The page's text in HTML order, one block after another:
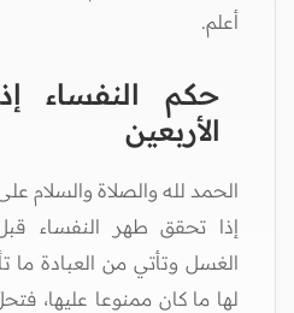
أعلم.
حكم النفساء
الأربعين
الحمد لله والصلاة والسلام
إذا تحقق طهر النفساء
الغسل وتأتي من العبادة ما
لها ما كان ممنوعا عليها،